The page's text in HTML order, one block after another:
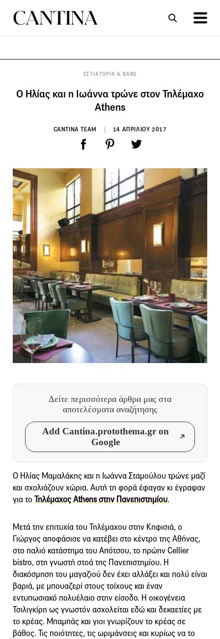
ΕΣΤΙΑΤΟΡΙΑ & BARS
Ο Ηλίας και η Ιωάννα τρώνε στον Τηλέμαχο
Athens
CANTINA TEAM 14 ΑΠΡΙΛΙΟΥ 2017
Δείτε περισσότερα άρθρα μας στα
αποτελέσματα αναζήτησης
Add Cantina.protothema.gr on
Google
Ο Ηλίας Μαμαλάκης και η Ιωάννα Σταμούλου τρώνε μαζί
και σχολιάζουν χώρια. Αυτή τη φορά έφαγαν κι έγραψαν
για το Τηλέμαχος Athens στην Πανεπιστημίου.
Μετά την επιτυχία του Τηλέμαχου στην Κηφισιά, ο
Γιώργος αποφάσισε να κατέβει στο κέντρο της Αθήνας,
στο παλιό κατάστημα του Απότσου, το πρώην Cellier
bistro, στη γνωστή στοά της Πανεπιστημίου. Η
διακόσμηση του μαγαζιού δεν έχει αλλάξει και πολύ είναι
βαριά, με μπουαζερί στους τοίχους και έναν
εντυπωσιακό πολυέλαιο στην είσοδο. Η οικογένεια
Τσιλιγκίρη ως γνωστόν ασχολείται εδώ και δεκαετίες με
το κρέας. Μπαμπάς και γιοι γνωρίζουν το κρέας σε
βάθος. Τις ποιότητες, τις ωριμάνσεις και κυρίως να το